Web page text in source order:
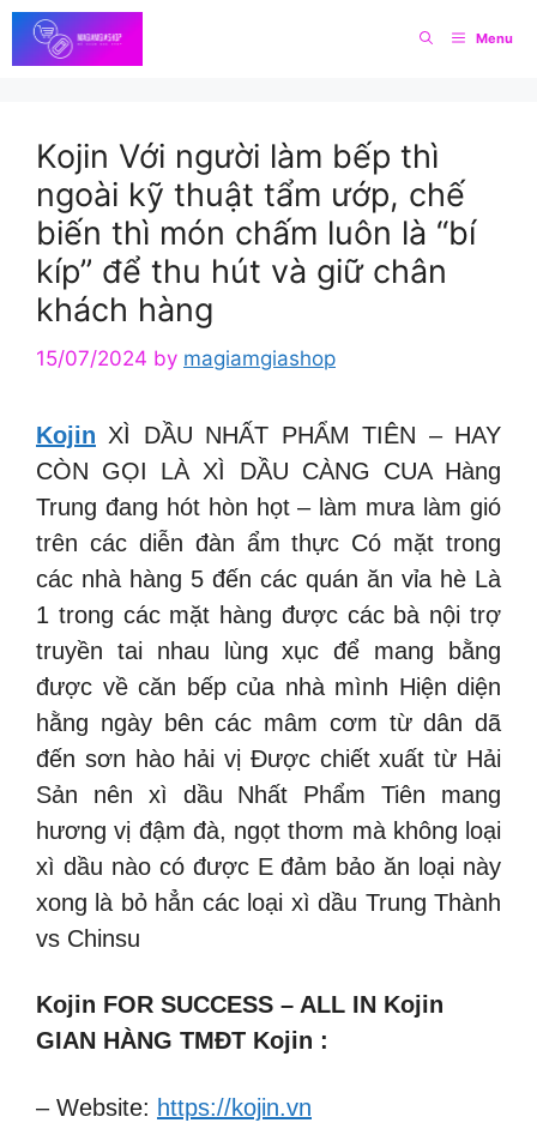
Skip
to
content
Menu
Kojin Với người làm bếp thì
ngoài kỹ thuật tẩm ướp, chế
biến thì món chấm luôn là “bí
kíp” để thu hút và giữ chân
khách hàng
15/07/2024 by magiamgiashop
Kojin XÌ DẦU NHẤT PHẨM TIÊN – HAY
CÒN GỌI LÀ XÌ DẦU CÀNG CUA Hàng
Trung đang hót hòn họt – làm mưa làm gió
trên các diễn đàn ẩm thực Có mặt trong
các nhà hàng 5 đến các quán ăn vỉa hè Là
1 trong các mặt hàng được các bà nội trợ
truyền tai nhau lùng xục để mang bằng
được về căn bếp của nhà mình Hiện diện
hằng ngày bên các mâm cơm từ dân dã
đến sơn hào hải vị Được chiết xuất từ Hải
Sản nên xì dầu Nhất Phẩm Tiên mang
hương vị đậm đà, ngọt thơm mà không loại
xì dầu nào có được E đảm bảo ăn loại này
xong là bỏ hẳn các loại xì dầu Trung Thành
vs Chinsu
Kojin FOR SUCCESS – ALL IN Kojin
GIAN HÀNG TMĐT Kojin :
– Website: https://kojin.vn